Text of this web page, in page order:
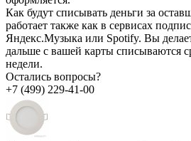
Как будут списывать деньги за
работает также как в сервисах
Яндекс.Музыка или Spotify. Вы
дальше с вашей карты списываются
недели.
Остались вопросы?
+7 (499) 229-41-00